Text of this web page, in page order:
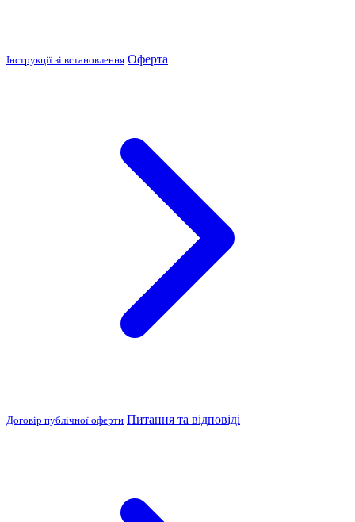
Інструкції зі встановлення Оферта
Договір публічної оферти Питання та відповіді